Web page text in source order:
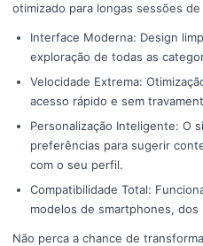
otimizado para longas sessões de
Interface Moderna: Design
exploração de todas as
Velocidade Extrema:
acesso rápido e sem
Personalização Inteligente: O
preferências para sugerir
com o seu perfil.
Compatibilidade Total:
modelos de smartphones,
Não perca a chance de